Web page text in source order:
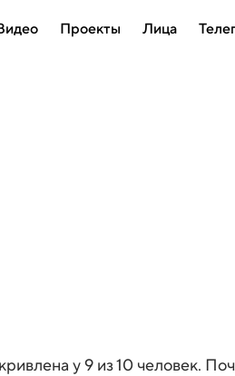
Проекты Лица
у 9 из 10 человек.